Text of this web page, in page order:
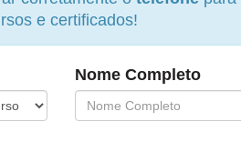
e certificados!
Nome Completo